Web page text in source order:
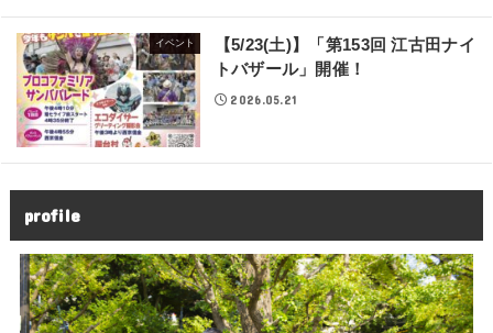
イベント
【5/23(土)】「第153回 江古田ナイ
トバザール」開催！
2026.05.21
profile